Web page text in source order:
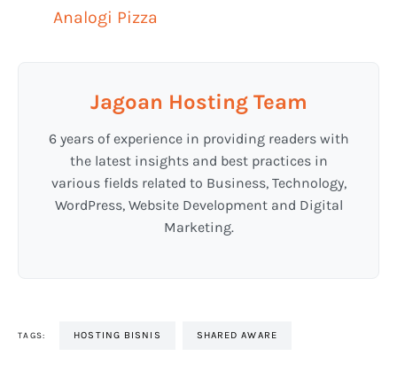
Analogi Pizza
Jagoan Hosting Team
6 years of experience in providing readers with
the latest insights and best practices in
various fields related to Business, Technology,
WordPress, Website Development and Digital
Marketing.
TAGS: HOSTING BISNIS SHARED AWARE